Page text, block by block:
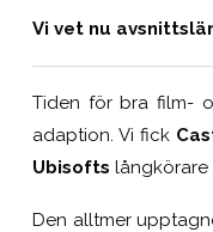
Vi vet nu
Tiden för bra film-
adaption. Vi fick
Ubisofts långkörare
Den alltmer